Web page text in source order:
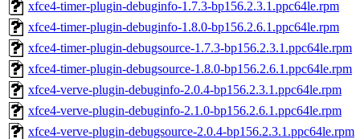
xfce4-timer-plugin-debuginfo-1.7.3-bp156.2.3.1.ppc64le.rpm
xfce4-timer-plugin-debuginfo-1.8.0-bp156.2.6.1.ppc64le.rpm
xfce4-timer-plugin-debugsource-1.7.3-bp156.2.3.1.ppc64le.rpm
xfce4-timer-plugin-debugsource-1.8.0-bp156.2.6.1.ppc64le.rpm
xfce4-verve-plugin-debuginfo-2.0.4-bp156.2.3.1.ppc64le.rpm
xfce4-verve-plugin-debuginfo-2.1.0-bp156.2.6.1.ppc64le.rpm
xfce4-verve-plugin-debugsource-2.0.4-bp156.2.3.1.ppc64le.rpm